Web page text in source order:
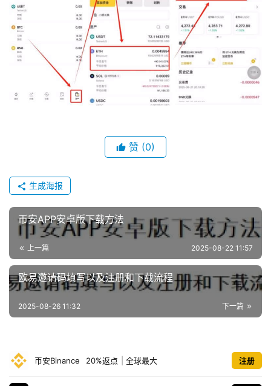
赞 (0)
生成海报
币安APP安卓版下载方法
上一篇 2025-08-22 11:57
欧易邀请码填写以及注册和下载流程
下一篇
2025-08-26 11:32
币安Binance 20%返点 全球最大 注册